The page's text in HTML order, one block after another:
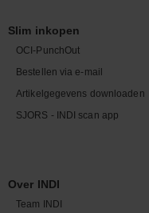
Slim inkopen
OCI-PunchOut
Bestellen via e-mail
Artikelgegevens downloaden
SJORS - INDI scan app
Over INDI
Team INDI